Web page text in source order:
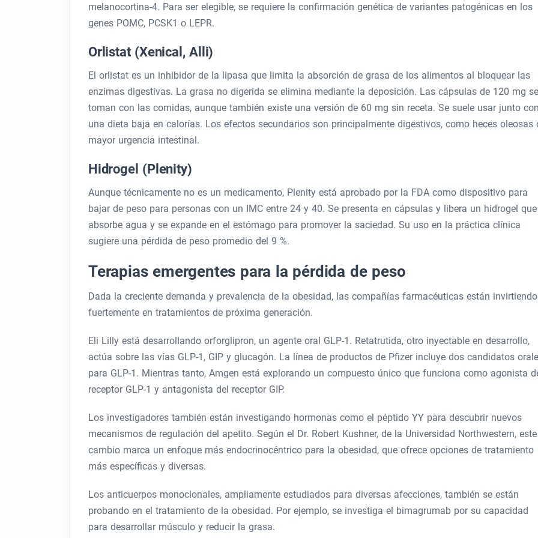
melanocortina-4. Para ser elegible, se requiere la confirmación genética de variantes patogénicas en los
genes POMC, PCSK1 o LEPR.
Orlistat (Xenical, Alli)
El orlistat es un inhibidor de la lipasa que limita la absorción de grasa de los alimentos al bloquear las
enzimas digestivas. La grasa no digerida se elimina mediante la deposición. Las cápsulas de 120 mg se
toman con las comidas, aunque también existe una versión de 60 mg sin receta. Se suele usar junto con
una dieta baja en calorías. Los efectos secundarios son principalmente digestivos, como heces oleosas
mayor urgencia intestinal.
Hidrogel (Plenity)
Aunque técnicamente no es un medicamento, Plenity está aprobado por la FDA como dispositivo para
bajar de peso para personas con un IMC entre 24 y 40. Se presenta en cápsulas y libera un hidrogel que
absorbe agua y se expande en el estómago para promover la saciedad. Su uso en la práctica clínica
sugiere una pérdida de peso promedio del 9 %.
Terapias emergentes para la pérdida de peso
Dada la creciente demanda y prevalencia de la obesidad, las compañías farmacéuticas están invirtiendo
fuertemente en tratamientos de próxima generación.
Eli Lilly está desarrollando orforglipron, un agente oral GLP-1. Retatrutida, otro inyectable en desarrollo,
actúa sobre las vías GLP-1, GIP y glucagón. La línea de productos de Pfizer incluye dos candidatos
para GLP-1. Mientras tanto, Amgen está explorando un compuesto único que funciona como agonista
receptor GLP-1 y antagonista del receptor GIP.
Los investigadores también están investigando hormonas como el péptido YY para descubrir nuevos
mecanismos de regulación del apetito. Según el Dr. Robert Kushner, de la Universidad Northwestern, este
cambio marca un enfoque más endocrinocéntrico para la obesidad, que ofrece opciones de tratamiento
más específicas y diversas.
Los anticuerpos monoclonales, ampliamente estudiados para diversas afecciones, también se están
probando en el tratamiento de la obesidad. Por ejemplo, se investiga el bimagrumab por su capacidad
para desarrollar músculo y reducir la grasa.